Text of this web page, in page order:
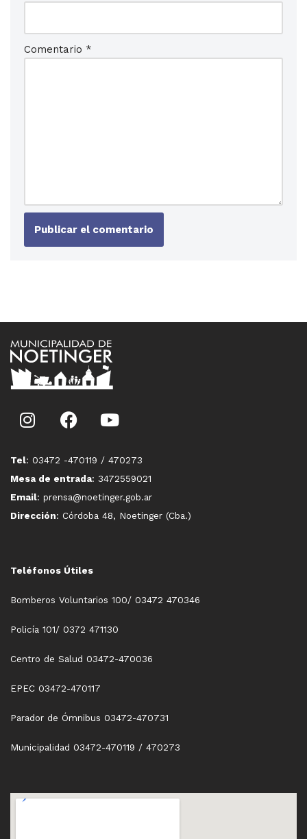
Comentario *
Tel: 03472 -470119 / 470273
Mesa de entrada: 3472559021
Email: prensa@noetinger.gob.ar
Dirección: Córdoba 48, Noetinger (Cba.)
Teléfonos Útiles
Bomberos Voluntarios 100/ 03472 470346
Policía 101/ 0372 471130
Centro de Salud 03472-470036
EPEC 03472-470117
Parador de Ómnibus 03472-470731
Municipalidad 03472-470119 / 470273